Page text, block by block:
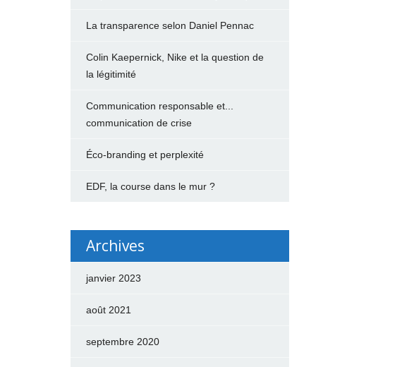
La transparence selon Daniel Pennac
Colin Kaepernick, Nike et la question de
la légitimité
Communication responsable et...
communication de crise
Éco-branding et perplexité
EDF, la course dans le mur ?
Archives
janvier 2023
août 2021
septembre 2020